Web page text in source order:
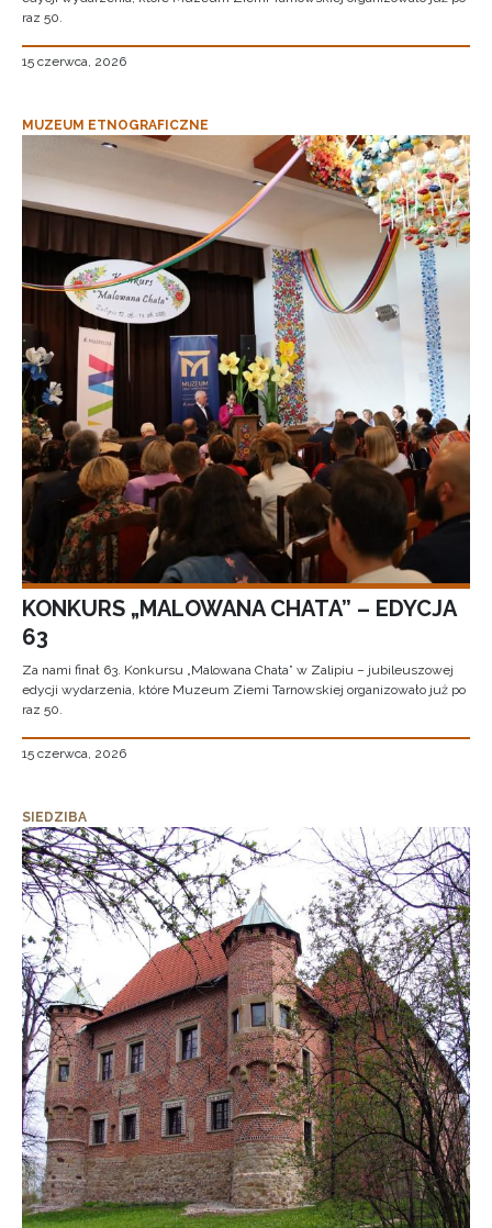
raz 50.
15 czerwca, 2026
MUZEUM ETNOGRAFICZNE
KONKURS „MALOWANA CHATA” – EDYCJA
63
Za nami finał 63. Konkursu „Malowana Chata” w Zalipiu – jubileuszowej
edycji wydarzenia, które Muzeum Ziemi Tarnowskiej organizowało już po
raz 50.
15 czerwca, 2026
SIEDZIBA